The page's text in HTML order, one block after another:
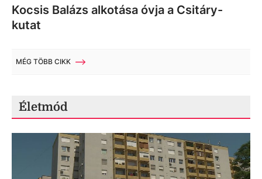
Kocsis Balázs alkotása óvja a Csitáry-
kutat
MÉG TÖBB CIKK
Életmód